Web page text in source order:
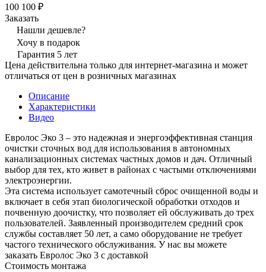
100 100 ₽
Заказать
Нашли дешевле?
Хочу в подарок
Гарантия 5 лет
Цена действительна только для интернет-магазина и может
отличаться от цен в розничных магазинах
Описание
Характеристики
Видео
Евролос Эко 3 – это надежная и энергоэффективная станция
очистки сточных вод для использования в автономных
канализационных системах частных домов и дач. Отличный
выбор для тех, кто живет в районах с частыми отключениями
электроэнергии.
Эта система использует самотечный сброс очищенной воды и
включает в себя этап биологической обработки отходов и
почвенную доочистку, что позволяет ей обслуживать до трех
пользователей. Заявленный производителем средний срок
службы составляет 50 лет, а само оборудование не требует
частого технического обслуживания. У нас вы можете
заказать Евролос Эко 3 с доставкой
Стоимость монтажа